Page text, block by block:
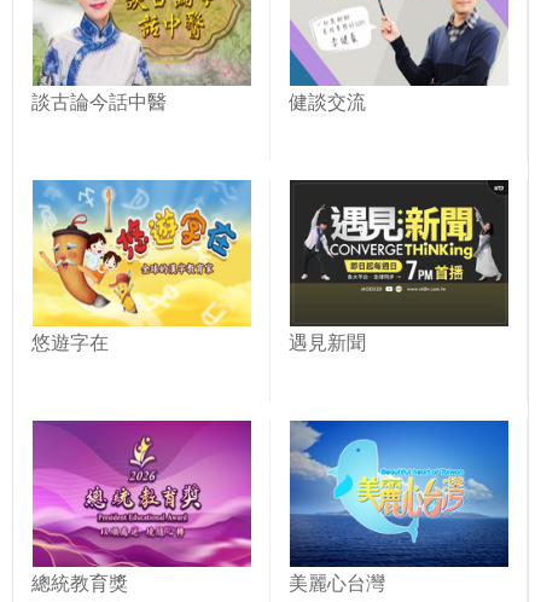
談古論今話中醫 健談交流
悠遊字在 遇見新聞
總統教育獎 美麗心台灣